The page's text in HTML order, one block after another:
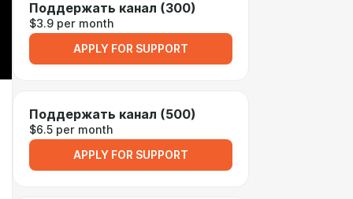
Поддержать канал (300)
$3.9 per month
APPLY FOR SUPPORT
Поддержать канал (500)
$6.5 per month
APPLY FOR SUPPORT